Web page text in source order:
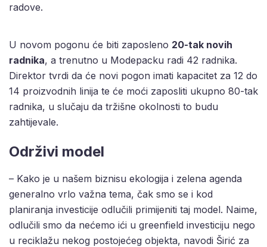
radove.
U novom pogonu će biti zaposleno 20-tak novih
radnika, a trenutno u Modepacku radi 42 radnika.
Direktor tvrdi da će novi pogon imati kapacitet za 12 do
14 proizvodnih linija te će moći zaposliti ukupno 80-tak
radnika, u slučaju da tržišne okolnosti to budu
zahtijevale.
Održivi model
– Kako je u našem biznisu ekologija i zelena agenda
generalno vrlo važna tema, čak smo se i kod
planiranja investicije odlučili primijeniti taj model. Naime,
odlučili smo da nećemo ići u greenfield investiciju nego
u reciklažu nekog postojećeg objekta, navodi Širić za